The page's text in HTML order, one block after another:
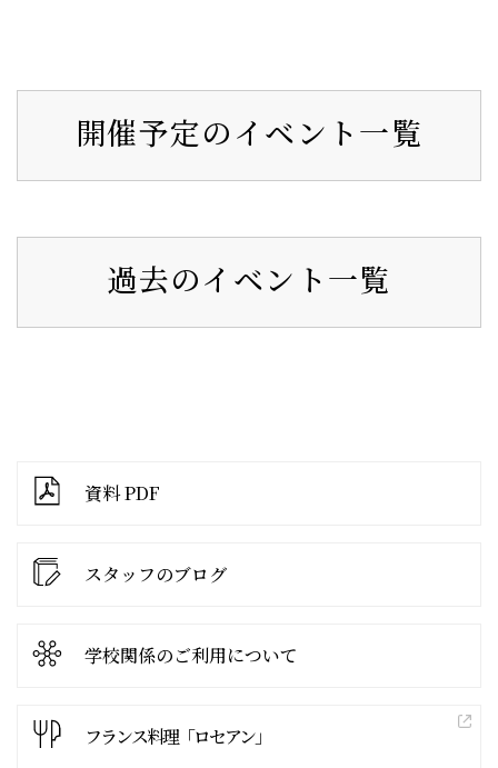
開催予定のイベント一覧
過去のイベント一覧
資料 PDF
スタッフのブログ
学校関係のご利用について
フランス料理「ロセアン」